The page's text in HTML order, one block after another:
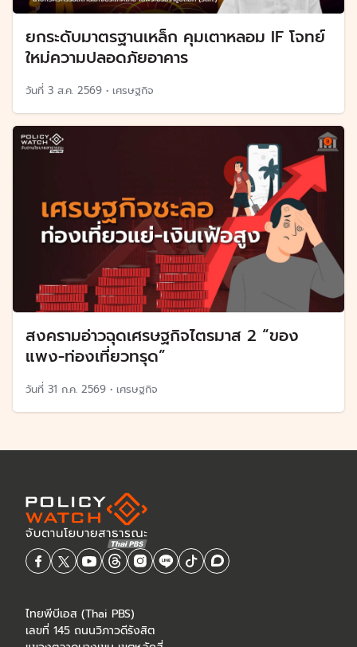
ยกระดับมาตรฐานเหล็ก คุมเตาหลอม IF โจทย์
ใหม่ความปลอดภัยอาคาร
วันที่ 3 ส.ค. 2569 • เศรษฐกิจ
สงครามอ่าวฉุดเศรษฐกิจไตรมาส 2 “ของ
แพง-ท่องเที่ยวทรุด”
วันที่ 31 ก.ค. 2569 • เศรษฐกิจ
ไทยพีบีเอส (Thai PBS)
เลขที่ 145 ถนนวิภาวดีรังสิต